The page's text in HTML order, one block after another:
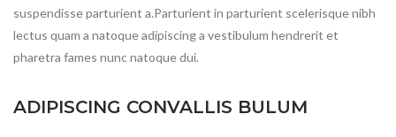
suspendisse parturient a.Parturient in parturient scelerisque nibh
lectus quam a natoque adipiscing a vestibulum hendrerit et
pharetra fames nunc natoque dui.
ADIPISCING CONVALLIS BULUM